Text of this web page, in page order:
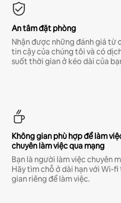
An tâm đặt phòng
Nhận được những đánh giá từ
tin cậy của chúng tôi và có
suốt thời gian ở kéo dài của
Không gian phù hợp để làm
chuyên làm việc qua mạng
Bạn là người làm việc chuyên
Hãy tìm chỗ ở dài hạn với Wi-
gian riêng để làm việc.